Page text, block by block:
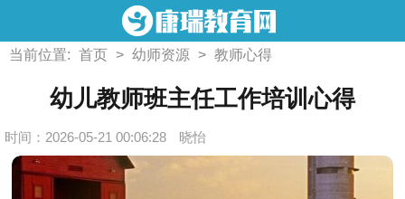
当前位置: 首页 > 幼师资源 > 教师心得
幼儿教师班主任工作培训心得
时间：2026-05-21 00:06:28 晓怡